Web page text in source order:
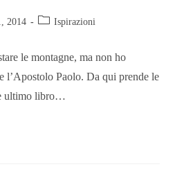
2014 Ispirazioni
le montagne, ma non ho
l’Apostolo Paolo. Da qui prende le
ultimo libro…